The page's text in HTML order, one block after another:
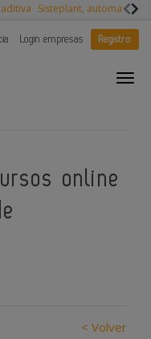
Sisteplant,
Login empresas Registro
online
< Volver